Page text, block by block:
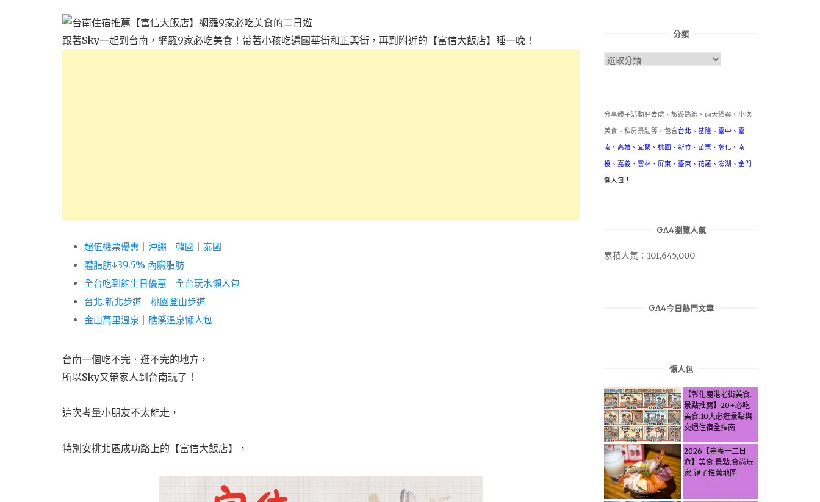
跟著Sky一起到台南，網羅9家必吃美食！帶著小孩吃遍國華街和正興街，再到附近的 【富信大飯店】睡一晚！
超值機票優惠 沖繩 韓國
泰國
體脂肪↓39.5% 內臟脂肪
全台吃到飽生日優惠
全台玩水懶人包
台北.新北步道
桃園登山步道
金山萬里溫泉
礁溪溫泉懶人包
台南一個吃不完．逛不完的地方，
所以Sky又帶家人到台南玩了！
這次考量小朋友不太能走，
特別安排北區成功路上的【富信大飯店】，
分類
分
分享親子活動好去處、旅遊路線、雨天備案、小吃
美食、私房景點等，包含台北 、 基隆 、 臺中 、 臺
南 、 高雄 、 宜蘭 、 桃園 、 新竹 、 苗栗 、 彰化 、 南
投 、 嘉義 、 雲林 、 屏東 、 臺東 、 花蓮 、 澎湖 、 金門
懶人包！
GA4瀏覽人氣
累積人氣：101,645,000
GA4今日熱門文章
懶人包
【彰化鹿港老街美食.
景點推薦】20+必吃
美食.10大必逛景點與
交通住宿全指南
2026【嘉義一二日
遊】美食.景點.食尚玩
家.親子推薦地圖